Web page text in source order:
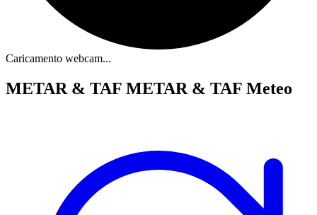
Caricamento webcam...
METAR & TAF METAR & TAF Meteo